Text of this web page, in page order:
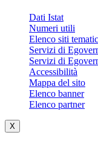
Dati Istat
Numeri utili
Elenco siti
Servizi di
Servizi di
Accessibilità
Mappa del sito
Elenco banner
Elenco partner
X